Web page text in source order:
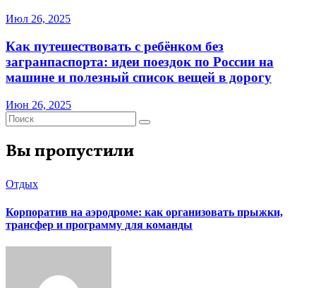
Июл 26, 2025
Как путешествовать с ребёнком без
загранпаспорта: идеи поездок по России на
машине и полезный список вещей в дорогу
Июн 26, 2025
Вы пропустили
Отдых
Корпоратив на аэродроме: как организовать прыжки,
трансфер и программу для команды